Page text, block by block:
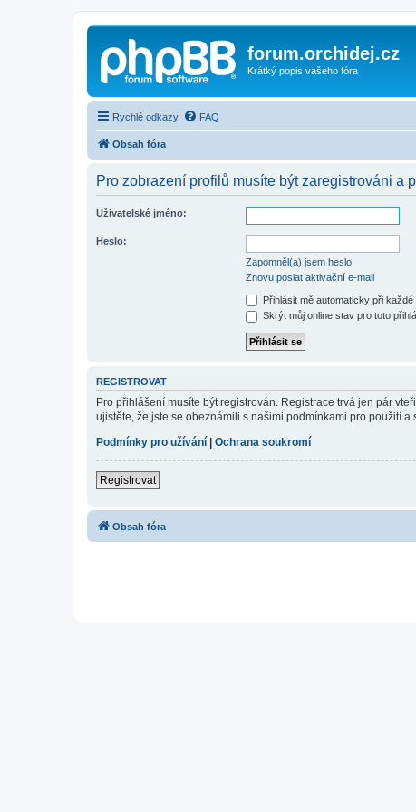
forum.orchidej.cz
Krátký popis vašeho fóra
Rychlé odkazy FAQ
Obsah fóra
Pro zobrazení profilů musíte být zaregistrováni a
Uživatelské jméno:
Heslo:
Zapomněl(a) jsem heslo
Znovu poslat aktivační e-mail
Přihlásit mě automaticky při
Skrýt můj online stav pro toto
REGISTROVAT
Pro přihlášení musíte být registrován. Registrace trvá jen pár
ujistěte, že jste se obeznámili s našimi podmínkami pro použití
Podmínky pro užívání
Ochrana soukromí
Registrovat
Obsah fóra